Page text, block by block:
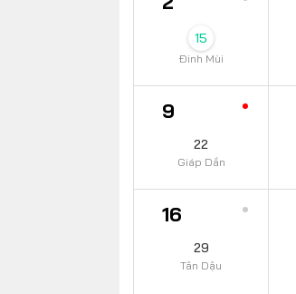
15
Đinh Mùi
9
22
Giáp Dần
16
29
Tân Dậu